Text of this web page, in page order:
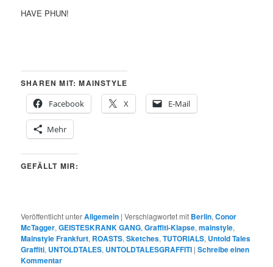
HAVE PHUN!
SHAREN MIT: MAINSTYLE
Facebook
X E-Mail
Mehr
GEFÄLLT MIR:
Veröffentlicht unterAllgemein |Verschlagwortet mit Berlin,Conor
McTagger,GEISTESKRANK GANG,Graffiti-Klapse,mainstyle,
Mainstyle Frankfurt, ROASTS,Sketches,TUTORIALS, Untold Tales
Graffiti, UNTOLDTALES, UNTOLDTALESGRAFFITI |Schreibe einen
Kommentar